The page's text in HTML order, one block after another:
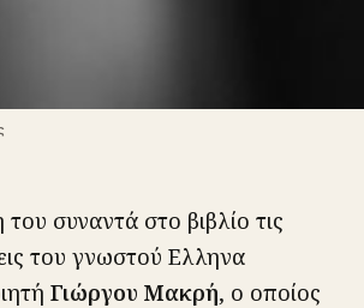
συναντά στο βιβλίο τις
του γνωστού Ελληνα
Γιώργου Μακρή, ο οποίος